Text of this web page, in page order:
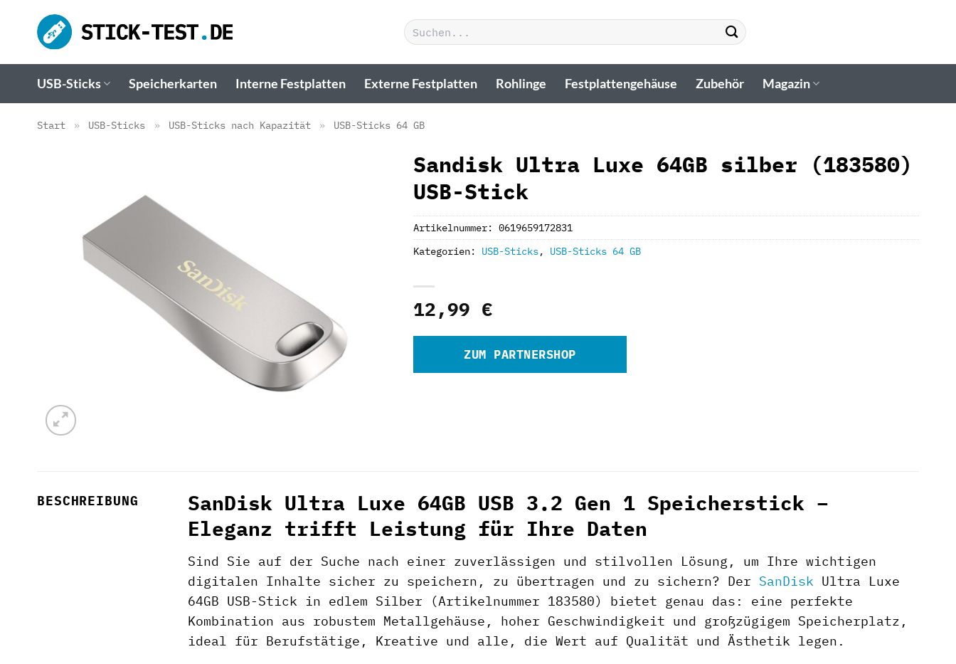
Inhalt
springen
Suchen
nach:
USB-Sticks Speicherkarten Interne Festplatten Externe Festplatten Rohlinge Festplattengehäuse Zubehör Magazin
Start » USB-Sticks » USB-Sticks nach Kapazität » USB-Sticks 64 GB
Sandisk Ultra Luxe 64GB silber (183580)
USB-Stick
12,99 €
ZUM PARTNERSHOP
Artikelnummer:0619659172831
Kategorien: USB-Sticks, USB-Sticks 64 GB
BESCHREIBUNG
SanDisk Ultra Luxe 64GB USB 3.2 Gen 1 Speicherstick –
Eleganz trifft Leistung für Ihre Daten
Sind Sie auf der Suche nach einer zuverlässigen und stilvollen Lösung, um Ihre wichtigen
digitalen Inhalte sicher zu speichern, zu übertragen und zu sichern? Der SanDisk Ultra Luxe
64GB USB-Stick in edlem Silber (Artikelnummer 183580) bietet genau das: eine perfekte
Kombination aus robustem Metallgehäuse, hoher Geschwindigkeit und großzügigem Speicherplatz,
ideal für Berufstätige, Kreative und alle, die Wert auf Qualität und Ästhetik legen.